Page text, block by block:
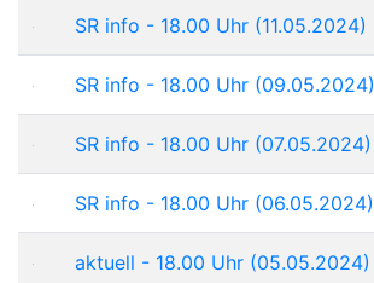
SR info - 18.00 Uhr (11.05.2024)
SR info - 18.00 Uhr (09.05.2024)
SR info - 18.00 Uhr (07.05.2024)
SR info - 18.00 Uhr (06.05.2024)
aktuell - 18.00 Uhr (05.05.2024)